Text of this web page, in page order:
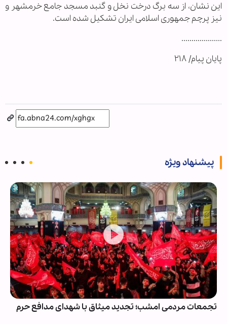
این نشان، از سه برگ درخت نخل و گنبد مسجد جامع خرمشهر و
نیز پرچم جمهوری اسلامی ایران تشکیل شده است.
....................
پایان پیام/ ۲۱۸
پیشنهاد ویژه
تجمعات مردمی امشب؛ تجدید میثاق با شهدای مدافع حرم